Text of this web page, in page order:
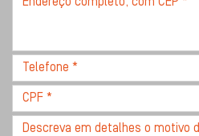
CEP
Telefone
*
CPF
*
Descreva